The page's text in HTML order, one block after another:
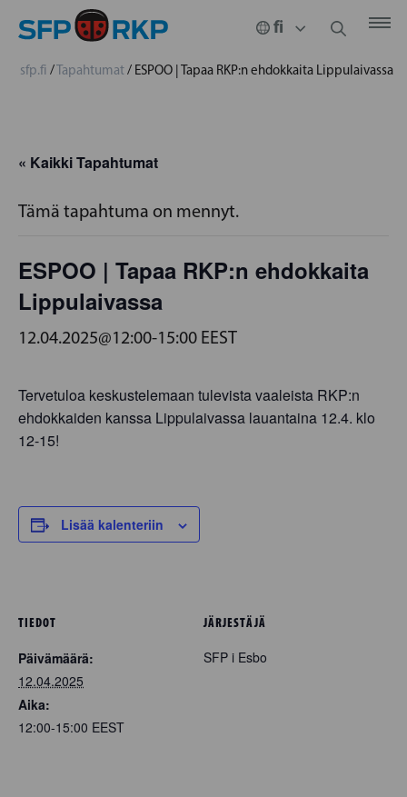
sfp.fi /Tapahtumat/ ESPOO | Tapaa RKP:n ehdokkaita Lippulaivassa
« Kaikki Tapahtumat
Tämä tapahtuma on mennyt.
ESPOO | Tapaa RKP:n ehdokkaita
Lippulaivassa
12.04.2025@12:00-15:00 EEST
Tervetuloa keskustelemaan tulevista vaaleista RKP:n
ehdokkaiden kanssa Lippulaivassa lauantaina 12.4. klo
12-15!
Lisää kalenteriin
TIEDOT
Päivämäärä:
12.04.2025
Aika:
12:00-15:00 EEST
JÄRJESTÄJÄ
SFP i Esbo